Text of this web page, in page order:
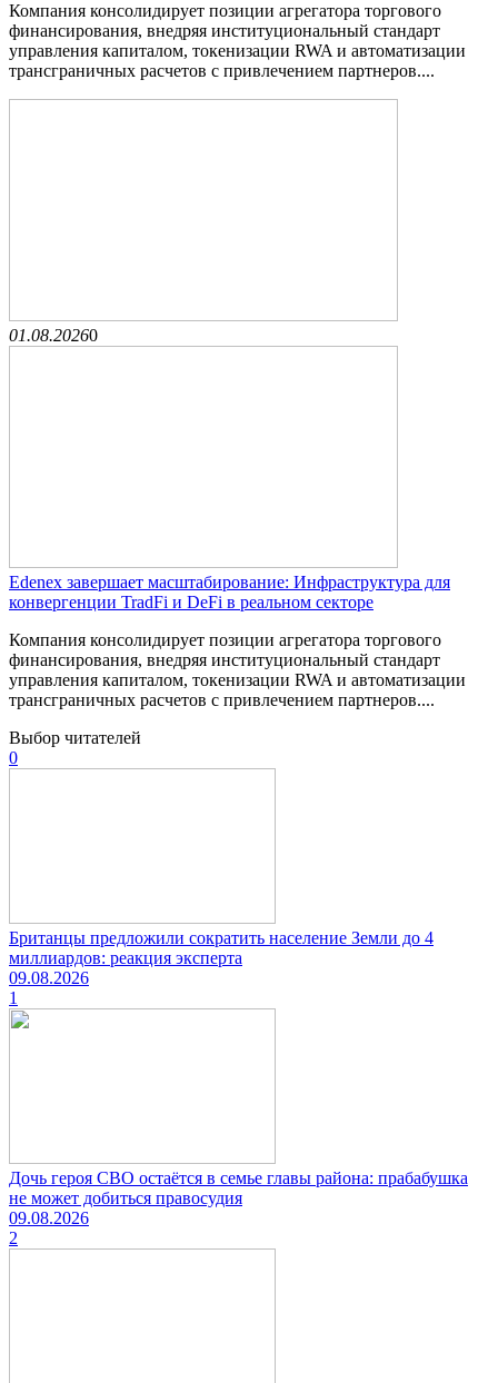
Компания консолидирует позиции агрегатора торгового
финансирования, внедряя институциональный стандарт
управления капиталом, токенизации RWA и автоматизации
трансграничных расчетов с привлечением партнеров....
01.08.20260
Edenex завершает масштабирование: Инфраструктура для
конвергенции TradFi и DeFi в реальном секторе
Компания консолидирует позиции агрегатора торгового
финансирования, внедряя институциональный стандарт
управления капиталом, токенизации RWA и автоматизации
трансграничных расчетов с привлечением партнеров....
Выбор читателей
0
Британцы предложили сократить население Земли до 4
миллиардов: реакция эксперта
09.08.2026
1
Дочь героя СВО остаётся в семье главы района: прабабушка
не может добиться правосудия
09.08.2026
2